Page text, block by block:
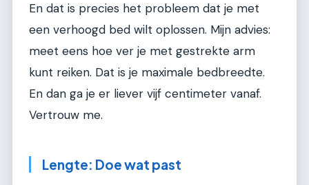
En dat is precies het probleem dat je met
een verhoogd bed wilt oplossen. Mijn advies:
meet eens hoe ver je met gestrekte arm
kunt reiken. Dat is je maximale bedbreedte.
En dan ga je er liever vijf centimeter vanaf.
Vertrouw me.
Lengte: Doe wat past